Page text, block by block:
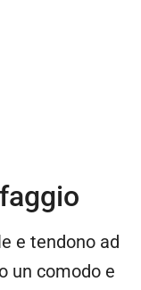
e tendono ad
un comodo e